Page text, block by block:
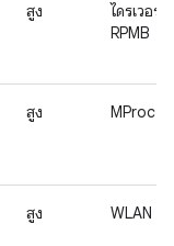
สูง
ไดรเวอร์
RPMB
สูง MProc
สูง WLAN